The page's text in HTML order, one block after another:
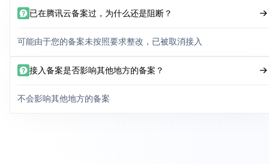
已在腾讯云备案过，为什么还是阻断？
可能由于您的备案未按照要求整改，已被取消接入
接入备案是否影响其他地方的备案？
不会影响其他地方的备案